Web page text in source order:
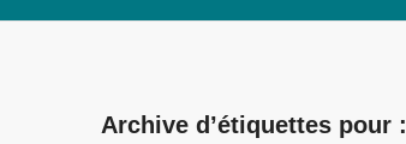
Archive d’étiquettes pour :